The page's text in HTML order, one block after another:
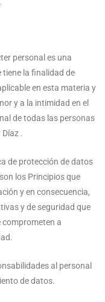
personal es una
tiene la finalidad de
en esta materia y
y a la intimidad en el
de todas las personas
.
de protección de datos
los Principios que
y en consecuencia,
y de seguridad que
comprometen a
al personal
de datos.